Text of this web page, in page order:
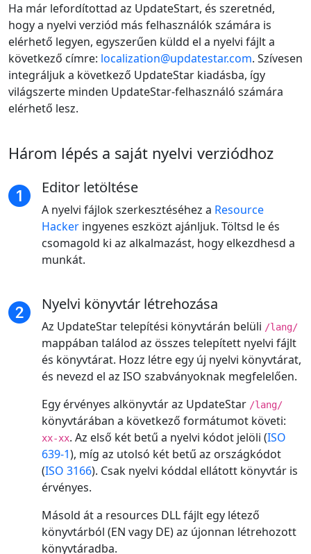
Ha már lefordítottad az UpdateStart, és szeretnéd,
hogy a nyelvi verziód más felhasználók számára is
elérhető legyen, egyszerűen küldd el a nyelvi fájlt a
következő címre: localization@updatestar.com. Szívesen
integráljuk a következő UpdateStar kiadásba, így
világszerte minden UpdateStar-felhasználó számára
elérhető lesz.
Három lépés a saját nyelvi verziódhoz
Editor letöltése
A nyelvi fájlok szerkesztéséhez a Resource
Hacker ingyenes eszközt ajánljuk. Töltsd le és
csomagold ki az alkalmazást, hogy elkezdhesd a
munkát.
Nyelvi könyvtár létrehozása
Az UpdateStar telepítési könyvtárán belüli /lang/
mappában találod az összes telepített nyelvi fájlt
és könyvtárat. Hozz létre egy új nyelvi könyvtárat,
és nevezd el az ISO szabványoknak megfelelően.
Egy érvényes alkönyvtár az UpdateStar /lang/
könyvtárában a következő formátumot követi:
xx-xx. Az első két betű a nyelvi kódot jelöli (ISO
639-1), míg az utolsó két betű az országkódot
(ISO 3166). Csak nyelvi kóddal ellátott könyvtár is
érvényes.
Másold át a resources DLL fájlt egy létező
könyvtárból (EN vagy DE) az újonnan létrehozott
könyvtáradba.